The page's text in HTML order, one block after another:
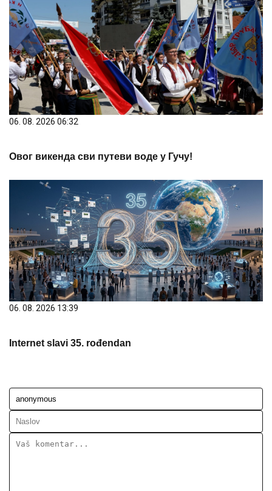
06. 08. 2026 06:32
Овог викенда сви путеви воде у Гучу!
06. 08. 2026 13:39
Internet slavi 35. rođendan